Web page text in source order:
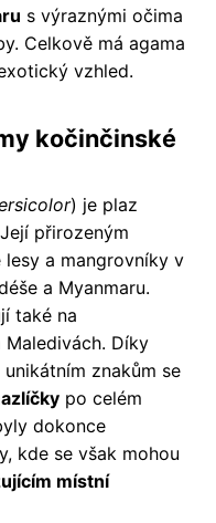
s výraznými očima
Celkově má agama
vzhled.
kočinčinské
) je plaz
přirozeným
a mangrovníky v
a Myanmaru.
také na
Maledivách. Díky
znakům se
po celém
dokonce
kde se však mohou
místní